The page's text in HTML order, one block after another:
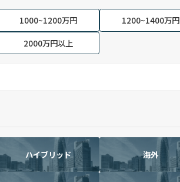
1000~1200万円
1200~1400万円
2000万円以上
ハイブリッド 海外